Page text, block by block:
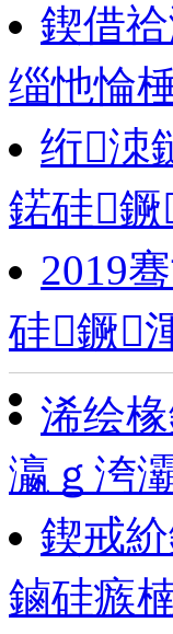
鍥借
缁忚惀
绗洓
鍩硅
2019
硅鐝
浠绘
瀛ｇ洿
鍥戒
鏀硅瘯